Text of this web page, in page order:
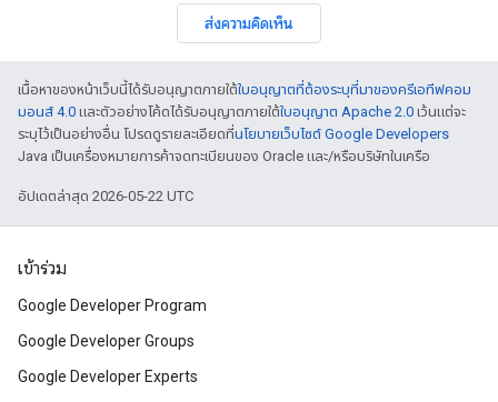
ส่งความคิดเห็น
เนื้อหาของหน้าเว็บนี้ได้รับอนุญาตภายใต้ใบอนุญาตที่ต้องระบุที่มาของครีเอทีฟคอม
มอนส์ 4.0 และตัวอย่างโค้ดได้รับอนุญาตภายใต้ใบอนุญาต Apache 2.0 เว้นแต่จะ
ระบุไว้เป็นอย่างอื่น โปรดดูรายละเอียดที่นโยบายเว็บไซต์ Google Developers
Java เป็นเครื่องหมายการค้าจดทะเบียนของ Oracle และ/หรือบริษัทในเครือ
อัปเดตล่าสุด 2026-05-22 UTC
เข้าร่วม
Google Developer Program
Google Developer Groups
Google Developer Experts